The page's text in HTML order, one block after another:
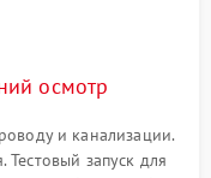
осмотр
и канализации.
запуск для